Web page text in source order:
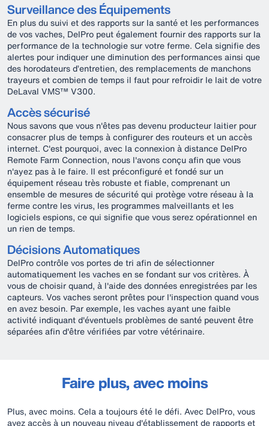
Surveillance des Équipements
En plus du suivi et des rapports sur la santé et les performances
de vos vaches, DelPro peut également fournir des rapports sur la
performance de la technologie sur votre ferme. Cela signifie des
alertes pour indiquer une diminution des performances ainsi que
des horodateurs d’entretien, des remplacements de manchons
trayeurs et combien de temps il faut pour refroidir le lait de votre
DeLaval VMS™ V300.
Accès sécurisé
Nous savons que vous n'êtes pas devenu producteur laitier pour
consacrer plus de temps à configurer des routeurs et un accès
internet. C'est pourquoi, avec la connexion à distance DelPro
Remote Farm Connection, nous l'avons conçu afin que vous
n'ayez pas à le faire. Il est préconfiguré et fondé sur un
équipement réseau très robuste et fiable, comprenant un
ensemble de mesures de sécurité qui protège votre réseau à la
ferme contre les virus, les programmes malveillants et les
logiciels espions, ce qui signifie que vous serez opérationnel en
un rien de temps.
Décisions Automatiques
DelPro contrôle vos portes de tri afin de sélectionner
automatiquement les vaches en se fondant sur vos critères. À
vous de choisir quand, à l'aide des données enregistrées par les
capteurs. Vos vaches seront prêtes pour l'inspection quand vous
en avez besoin. Par exemple, les vaches ayant une faible
activité indiquant d'éventuels problèmes de santé peuvent être
séparées afin d'être vérifiées par votre vétérinaire.
Faire plus, avec moins
Plus, avec moins. Cela a toujours été le défi. Avec DelPro, vous
avez accès à un nouveau niveau d'établissement de rapports et